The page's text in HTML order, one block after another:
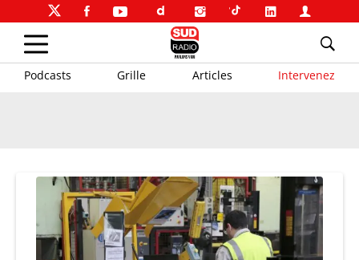
Podcasts Grille Articles Intervenez